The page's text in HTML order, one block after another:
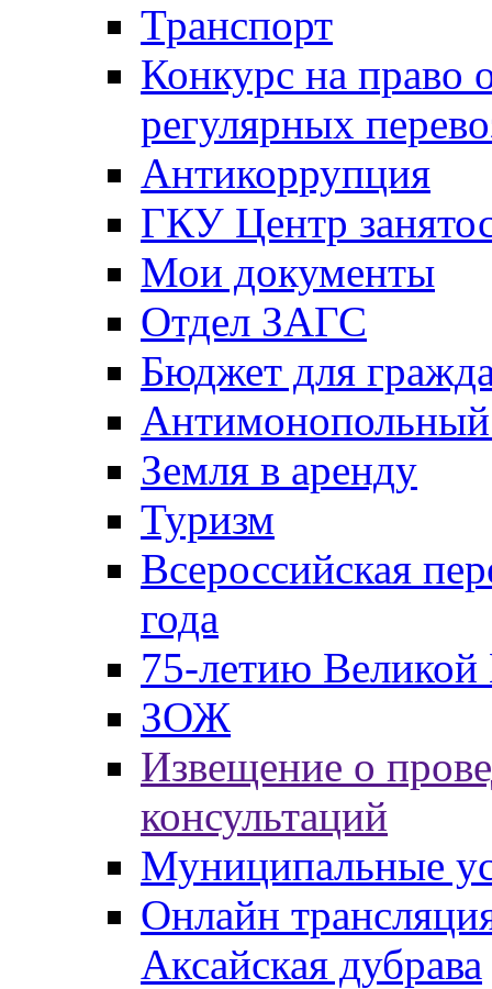
Транспорт
Конкурс на право
регулярных
Антикоррупция
ГКУ Центр
Мои документы
Отдел ЗАГС
Бюджет для
Антимонопольный
Земля в аренду
Туризм
Всероссийская
года
75-летию
ЗОЖ
Извещение о
консультаций
Муниципальные
Онлайн
Аксайская дубрава